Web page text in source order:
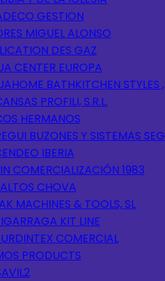
GESTION
MIGUEL ALONSO
DES GAZ
CENTER EUROPA
BATHKITCHEN STYLES ,
PROFILI, S.R.L.
HERMANOS
BUZONES Y SISTEMAS SEG
IBERIA
COMERCIALIZACIÓN 1983
CHOVA
MACHINES & TOOLS, SL
KIT LINE
COMERCIAL
PRODUCTS